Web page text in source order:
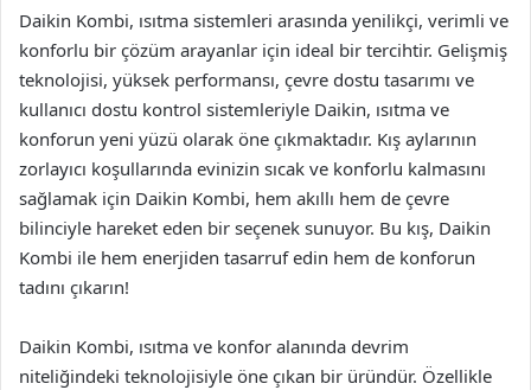
Daikin Kombi, ısıtma sistemleri arasında yenilikçi, verimli ve
konforlu bir çözüm arayanlar için ideal bir tercihtir. Gelişmiş
teknolojisi, yüksek performansı, çevre dostu tasarımı ve
kullanıcı dostu kontrol sistemleriyle Daikin, ısıtma ve
konforun yeni yüzü olarak öne çıkmaktadır. Kış aylarının
zorlayıcı koşullarında evinizin sıcak ve konforlu kalmasını
sağlamak için Daikin Kombi, hem akıllı hem de çevre
bilinciyle hareket eden bir seçenek sunuyor. Bu kış, Daikin
Kombi ile hem enerjiden tasarruf edin hem de konforun
tadını çıkarın!
Daikin Kombi, ısıtma ve konfor alanında devrim
niteliğindeki teknolojisiyle öne çıkan bir üründür. Özellikle